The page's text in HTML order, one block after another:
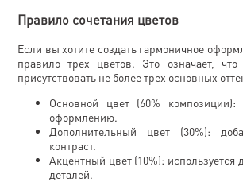
Правило сочетания цветов
Если вы хотите создать гармоничное
правило трех цветов. Это означает,
присутствовать не более трех основных
Основной цвет (60% композиции):
оформлению.
Дополнительный цвет (30%):
контраст.
Акцентный цвет (10%): используется
деталей.